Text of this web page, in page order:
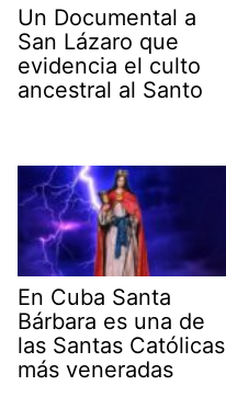
Un Documental a
San Lázaro que
evidencia el culto
ancestral al Santo
En Cuba Santa
Bárbara es una de
las Santas Católicas
más veneradas